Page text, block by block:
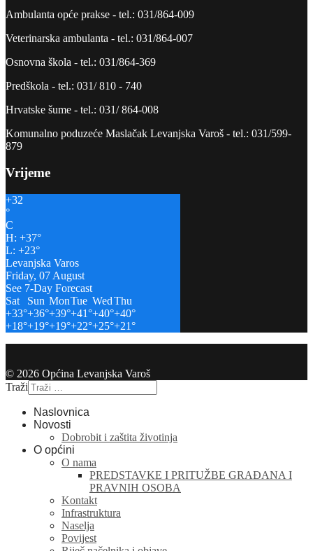
Ambulanta opće prakse - tel.: 031/864-009
Veterinarska ambulanta - tel.: 031/864-007
Osnovna škola - tel.: 031/864-369
Predškola - tel.: 031/ 810 - 740
Hrvatske šume - tel.: 031/ 864-008
Komunalno poduzeće Maslačak Levanjska Varoš - tel.: 031/599-
879
Vrijeme
+32
°
C
H: +37°
L: +23°
Levanjska Varos
Friday, 07 August
See 7-Day Forecast
Sat
Sun MonTue WedThu
+33°+36°+39°+41°+40°+40°
+18°+19°+19°+22°+25°+21°
© 2026 Općina Levanjska Varoš
Traži
Naslovnica
Novosti
Dobrobit i zaštita životinja
O općini
O nama
PREDSTAVKE I PRITUŽBE GRAĐANA I
PRAVNIH OSOBA
Kontakt
Infrastruktura
Naselja
Povijest